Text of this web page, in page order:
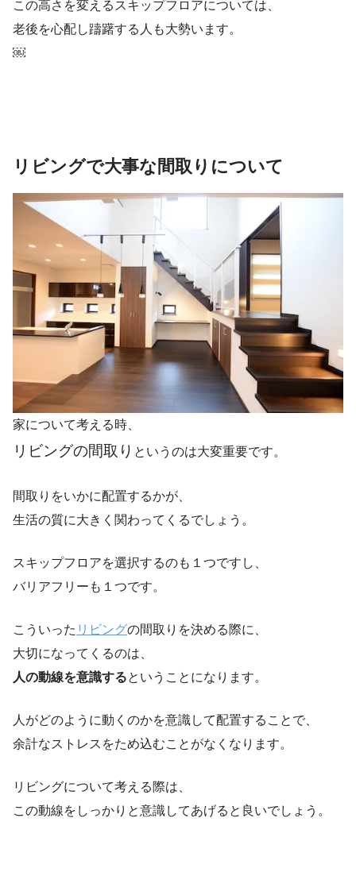
この高さを変えるスキップフロアについては、
老後を心配し躊躇する人も大勢います。
￼
リビングで大事な間取りについて
家について考える時、
リビングの間取り というのは大変重要です。
間取りをいかに配置するかが、
生活の質に大きく関わってくるでしょう。
スキップフロアを選択するのも１つですし、
バリアフリーも１つです。
こういった リビングの間取りを決める際に、
大切になってくるのは、
人の動線を意識するということになります。
人がどのように動くのかを意識して配置することで、
余計なストレスをため込むことがなくなります。
リビングについて考える際は、
この動線をしっかりと意識してあげると良いでしょう。